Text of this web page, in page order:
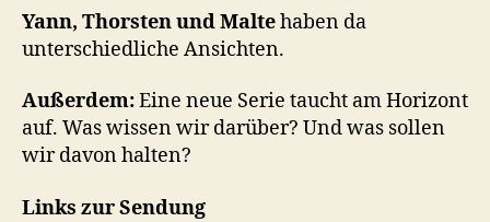
Yann, Thorsten und Maltehaben da
unterschiedliche Ansichten.
Außerdem:Eine neue Serie taucht am Horizont
auf. Was wissen wir darüber? Und was sollen
wir davon halten?
Links zur Sendung